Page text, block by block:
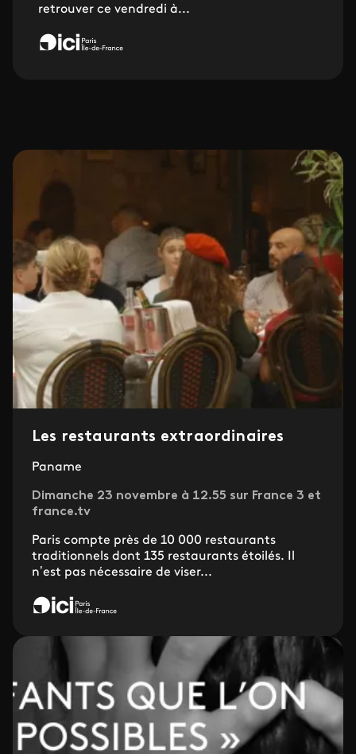
retrouver ce vendredi à...
Les restaurants extraordinaires
Paname
Dimanche 23 novembre à 12.55 sur France 3 et
france.tv
Paris compte près de 10 000 restaurants
traditionnels dont 135 restaurants étoilés. Il
n’est pas nécessaire de viser...